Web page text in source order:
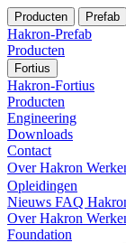
Producten Prefab
Hakron-Prefab
Producten
Fortius
Hakron-Fortius
Producten
Engineering
Downloads
Contact
Over Hakron
Opleidingen
Nieuws FAQ
Over Hakron
Foundation